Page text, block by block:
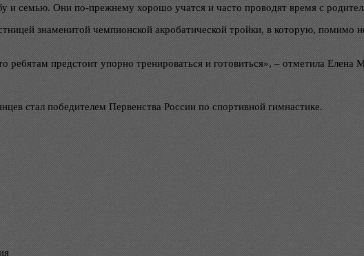
семью. Они по-прежнему хорошо учатся и часто проводят время с
знаменитой чемпионской акробатической тройки, в которую, помимо
предстоит упорно тренироваться и готовиться», – отметила Елена
стал победителем Первенства России по спортивной гимнастике.